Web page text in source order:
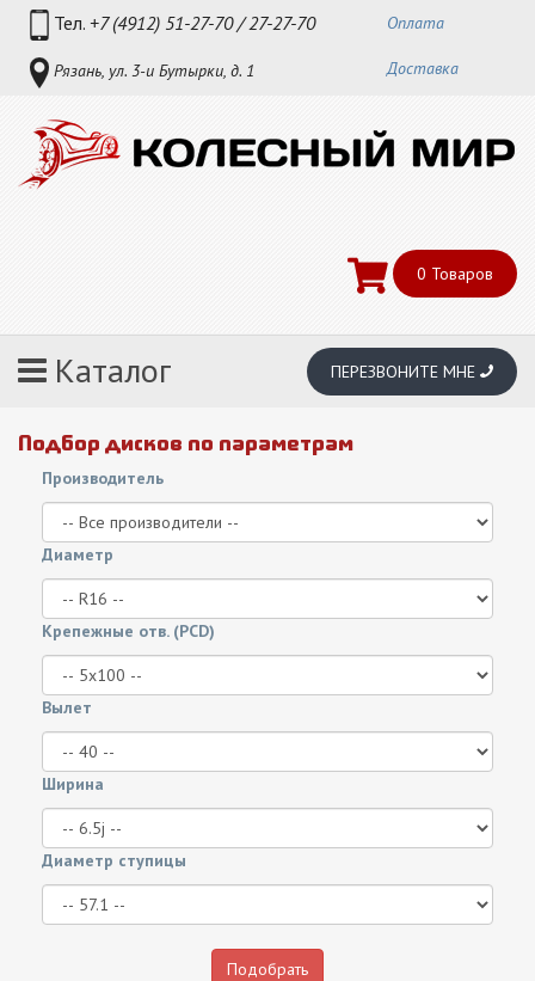
Тел. +7 (4912) 51-27-70 / 27-27-70
Рязань, ул. 3-и Бутырки, д. 1
Оплата
Доставка
0 Товаров
Каталог ПЕРЕЗВОНИТЕ МНЕ
Подбор дисков по параметрам
Производитель
Диаметр
Крепежные отв. (PCD)
Вылет
Ширина
Диаметр ступицы
Подобрать